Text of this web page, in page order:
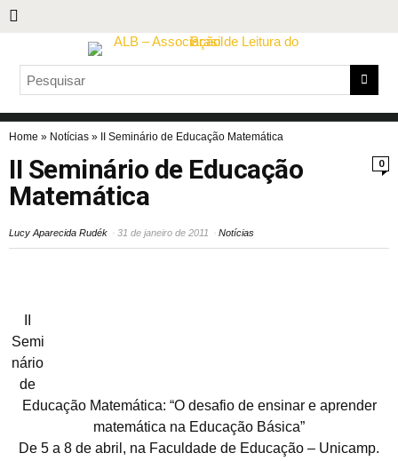
Home » Notícias » II Seminário de Educação Matemática
0
II Seminário de Educação
Matemática
Lucy Aparecida Rudék 31 de janeiro de 2011 Notícias
Semi
nário
de
Educação Matemática: “O desafio de ensinar e aprender
matemática na Educação Básica”
De 5 a 8 de abril, na Faculdade de Educação – Unicamp.